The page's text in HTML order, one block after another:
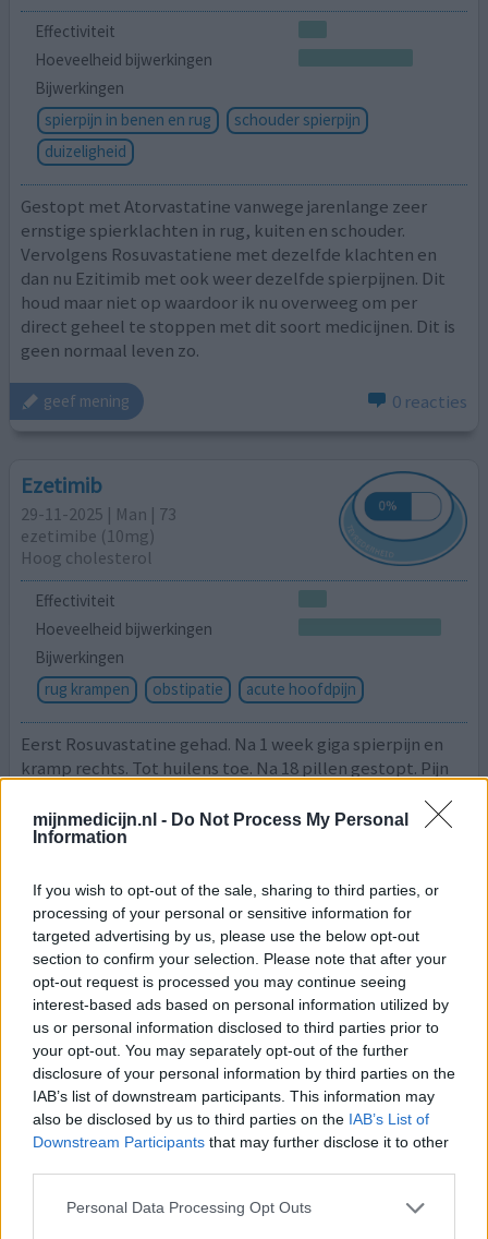
mijnmedicijn.nl - Do Not Process My Personal
Information
If you wish to opt-out of the sale, sharing to third parties, or
processing of your personal or sensitive information for
targeted advertising by us, please use the below opt-out
section to confirm your selection. Please note that after your
opt-out request is processed you may continue seeing
interest-based ads based on personal information utilized by
us or personal information disclosed to third parties prior to
your opt-out. You may separately opt-out of the further
disclosure of your personal information by third parties on the
IAB’s list of downstream participants. This information may
also be disclosed by us to third parties on the IAB’s List of
Downstream Participants that may further disclose it to other
Personal Data Processing Opt Outs
Effectiviteit
Hoeveelheid bijwerkingen
Bijwerkingen
spierpijn in benen en rug
schouder spierpijn
duizeligheid
Gestopt met Atorvastatine vanwege jarenlange zeer
ernstige spierklachten in rug, kuiten en schouder.
Vervolgens Rosuvastatiene met dezelfde klachten en
dan nu Ezitimib met ook weer dezelfde spierpijnen. Dit
houd maar niet op waardoor ik nu overweeg om per
direct geheel te stoppen met dit soort medicijnen. Dit is
geen normaal leven zo.
geef mening 0 reacties
Ezetimib
29-11-2025 | Man | 73
ezetimibe (10mg)
Hoog cholesterol
Effectiviteit
Hoeveelheid bijwerkingen
Bijwerkingen
rug krampen
obstipatie acute hoofdpijn
Eerst Rosuvastatine gehad. Na 1 week giga spierpijn en
kramp rechts. Tot huilens toe. Na 18 pillen gestopt. Pijn
Atorvastatine geprobeerd. Na 1 pil (!!) meteen gestopt.
Want zelfde pijnen. Maanden later gestart met
obstipatie. Na 2 pillen meteen gestopt. Alle pijnen
gelukkig na 3 da[lees meer...]
geef mening 0 reacties
Ezetimib
17-11-2025 | Man | 49
ezetimibe (10mg)
Cholesterol
Bijwerkingen